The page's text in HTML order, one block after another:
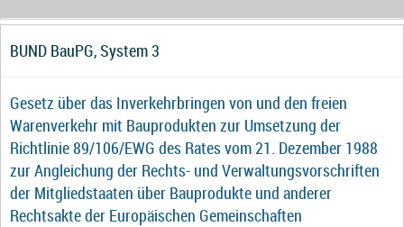
BUND BauPG, System 3
Gesetz über das Inverkehrbringen von und den freien
Warenverkehr mit Bauprodukten zur Umsetzung der
Richtlinie 89/106/EWG des Rates vom 21. Dezember 1988
zur Angleichung der Rechts- und Verwaltungsvorschriften
der Mitgliedstaaten über Bauprodukte und anderer
Rechtsakte der Europäischen Gemeinschaften